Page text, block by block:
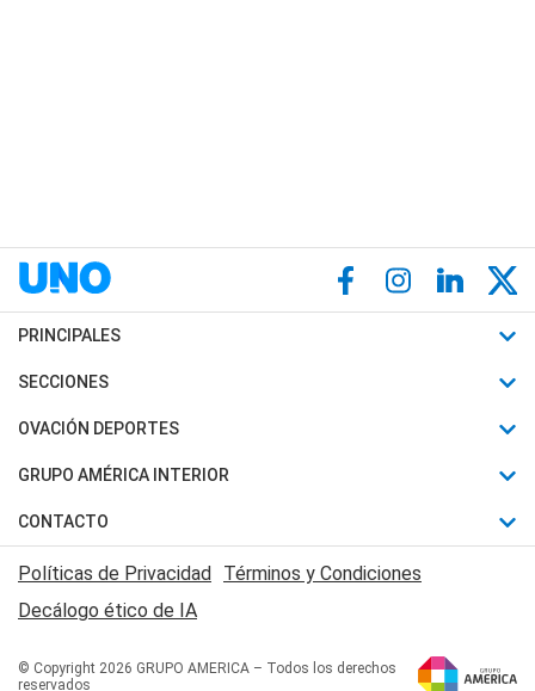
PRINCIPALES
Últimas Noticias
Política
Judiciales
Economia
SECCIONES
Horóscopo
Motores
Trucos caseros
Series y Películas
Edictos y Solicitadas
OVACIÓN DEPORTES
Fútbol
Mundial
Automovilismo
Rugby
Básquet
GRUPO AMÉRICA INTERIOR
Canal 7 en Vivo
San Juan 8
CONTACTO
Acerca de Nosotros
Contactanos
Políticas de Privacidad Términos y Condiciones
Decálogo ético de IA
© Copyright 2026 GRUPO AMERICA – Todos los derechos
reservados